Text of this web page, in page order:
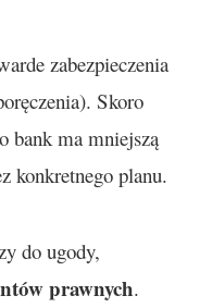
zabezpieczenia
Skoro
bank ma mniejszą
konkretnego planu.
do ugody,
prawnych.